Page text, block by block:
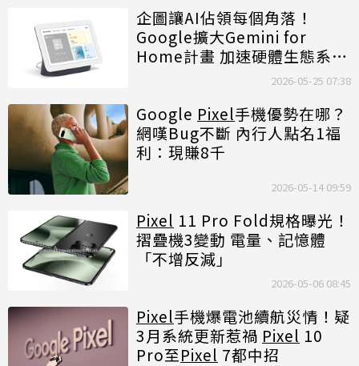
企圖讓AI佔領每個角落！
Google擴大Gemini for
Home計畫 加速硬體生態系擴
2026-05-25 07:38
Google Pixel手機優勢在哪？
網嘆Bug不斷 內行人點名1福
利：現賺8千
2026-05-14 09:59
Pixel 11 Pro Fold規格曝光！
摺疊機3變動 電量、記憶體
「不增反減」
2026-05-06 08:45
Pixel手機爆電池續航災情！疑
3月系統更新惹禍 Pixel 10
Pro至Pixel 7都中招